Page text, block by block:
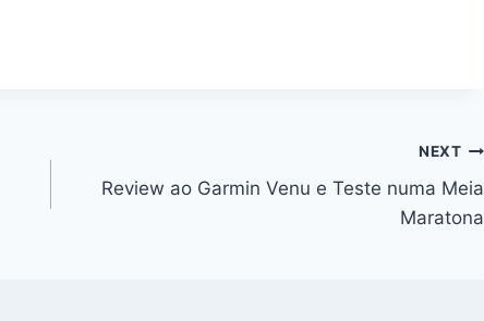
NEXT
Review ao Garmin Venu e Teste numa Meia
Maratona